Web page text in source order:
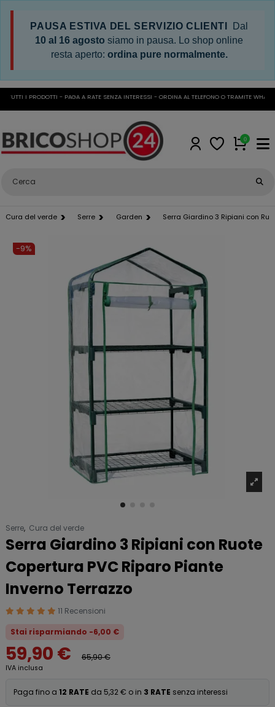
PAUSA ESTIVA DEL SERVIZIO CLIENTI
Dal
10 al 16 agosto siamo in pausa. Lo shop online
resta aperto: ordina pure normalmente.
I PRODOTTI - PAGA A RATE SENZA INTERESSI - ORDINA AL TELEFONO O TRAMITE WHATSAPP
0
Cura del verde Serre Garden Serra Giardino 3 Ripiani con
-9%
Serre, Cura del verde
Serra Giardino 3 Ripiani con Ruote
Copertura PVC Riparo Piante
Inverno Terrazzo
11 Recensioni
Stai risparmiando -6,00 €
59,90 € 65,90 €
IVA inclusa
Paga fino a 12 RATE da 5,32 € o in 3 RATE senza interessi